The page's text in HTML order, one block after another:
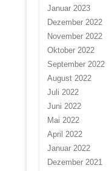
Januar 2023
Dezember 2022
November 2022
Oktober 2022
September 2022
August 2022
Juli 2022
Juni 2022
Mai 2022
April 2022
Januar 2022
Dezember 2021